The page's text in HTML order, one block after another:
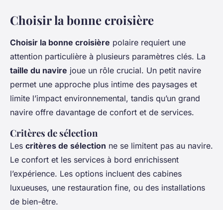
Choisir la bonne croisière
Choisir la bonne croisière polaire requiert une
attention particulière à plusieurs paramètres clés. La
taille du navire joue un rôle crucial. Un petit navire
permet une approche plus intime des paysages et
limite l’impact environnemental, tandis qu’un grand
navire offre davantage de confort et de services.
Critères de sélection
Les critères de sélection ne se limitent pas au navire.
Le confort et les services à bord enrichissent
l’expérience. Les options incluent des cabines
luxueuses, une restauration fine, ou des installations
de bien-être.